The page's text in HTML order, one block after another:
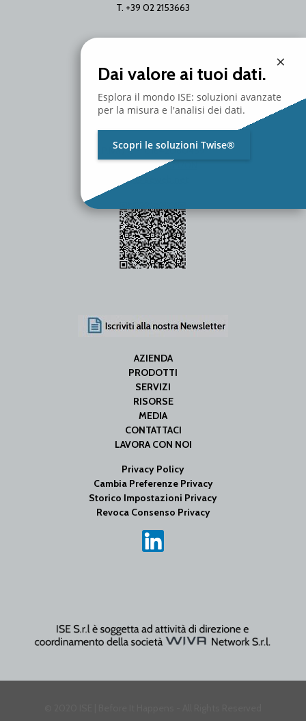
T. +39 02 2153663
P.Iva / C.F. 01642060469
SDI Code: SUBM70N
info@iseweb.net
AZIENDA
PRODOTTI
SERVIZI
RISORSE
MEDIA
CONTATTACI
LAVORA CON NOI
Privacy Policy
Cambia Preferenze Privacy
Storico Impostazioni Privacy
Revoca Consenso Privacy
×
Dai valore ai tuoi dati.
Esplora il mondo ISE: soluzioni avanzate
per la misura e l'analisi dei dati.
Scopri le soluzioni Twise®